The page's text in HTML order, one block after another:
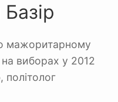
мажоритарному
виборах у 2012
політолог